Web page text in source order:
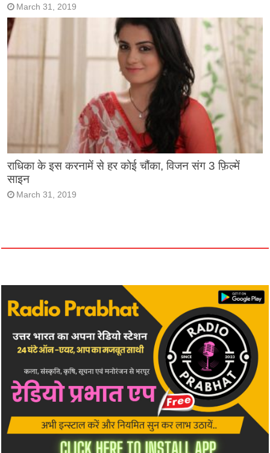
March 31, 2019
राधिका के इस करनामें से हर कोई चौंका, विजन संग 3 फ़िल्में
साइन
March 31, 2019